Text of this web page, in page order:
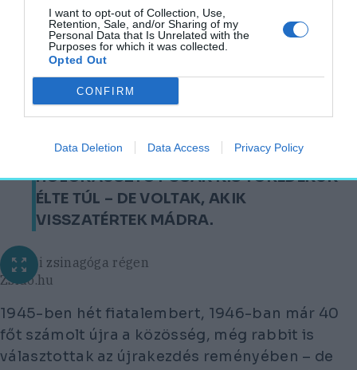
I want to opt-out of Collection, Use,
Retention, Sale, and/or Sharing of my
Personal Data that Is Unrelated with the
Purposes for which it was collected.
Opted Out
CONFIRM
Data Deletion Data Access Privacy Policy
század derekén tragikus véget ért. 1881-ben
Mád 3471 lakosából még 882 izraelita volt.
1944-ben az akkor 230 fős közösséget előbb
összegyűjtötték a zsinagógában, majd
három csoportban Auschwitzba hurcolták
őket.
A 2. VILÁGHÁBORÚT ÉS A
HOLOKAUSZTOT CSAK KIS TÖREDÉKÜK
ÉLTE TÚL – DE VOLTAK, AKIK
VISSZATÉRTEK MÁDRA.
a mádi zsinagóga régen
Zsidó.hu
1945-ben hét fiatalembert, 1946-ban már 40
főt számolt újra a közösség, még rabbit is
választottak az újrakezdés reményében – de